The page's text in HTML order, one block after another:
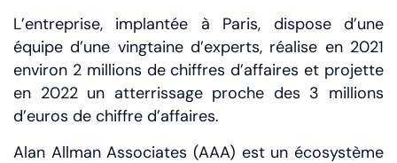
L’entreprise, implantée à Paris, dispose d’une
équipe d’une vingtaine d’experts, réalise en 2021
environ 2 millions de chiffres d’affaires et projette
en 2022 un atterrissage proche des 3 millions
d’euros de chiffre d’affaires.
Alan Allman Associates (AAA) est un écosystème